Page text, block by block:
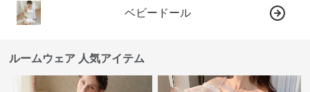
ベビードール
ルームウェア 人気アイテム